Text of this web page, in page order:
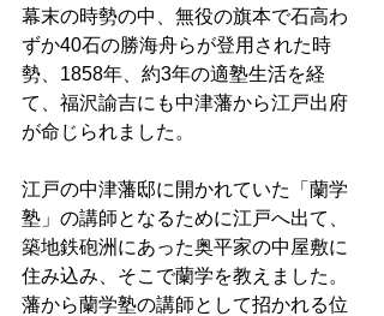
幕末の時勢の中、無役の旗本で石高わ
ずか40石の勝海舟らが登用された時
勢、1858年、約3年の適塾生活を経
て、福沢諭吉にも中津藩から江戸出府
が命じられました。
江戸の中津藩邸に開かれていた「蘭学
塾」の講師となるために江戸へ出て、
築地鉄砲洲にあった奥平家の中屋敷に
住み込み、そこで蘭学を教えました。
藩から蘭学塾の講師として招かれる位